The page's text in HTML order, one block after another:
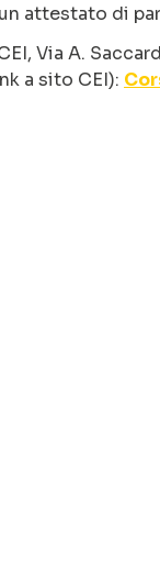
attestato di
Via A.
a sito CEI):